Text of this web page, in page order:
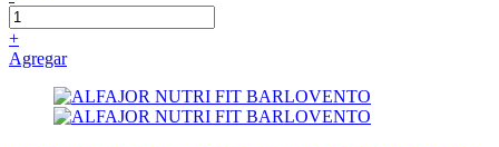
+
Agregar